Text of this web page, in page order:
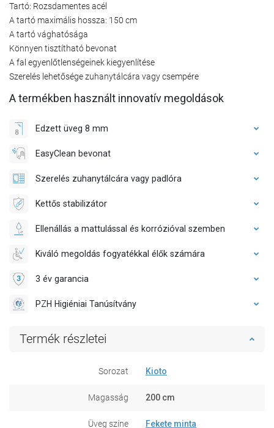
Tartó: Rozsdamentes acél
A tartó maximális hossza: 150 cm
A tartó vághatósága
Könnyen tisztítható bevonat
A fal egyenlőtlenségeinek kiegyenlítése
Szerelés lehetősége zuhanytálcára vagy csempére
A termékben használt innovatív megoldások
Edzett üveg 8 mm
EasyClean bevonat
Szerelés zuhanytálcára vagy padlóra
Kettős stabilizátor
Ellenállás a mattulással és korrózióval szemben
Kiváló megoldás fogyatékkal élők számára
3 év garancia
PZH Higiéniai Tanúsítvány
Termék részletei
Sorozat Kioto
Magasság 200 cm
Üveg színe Fekete minta